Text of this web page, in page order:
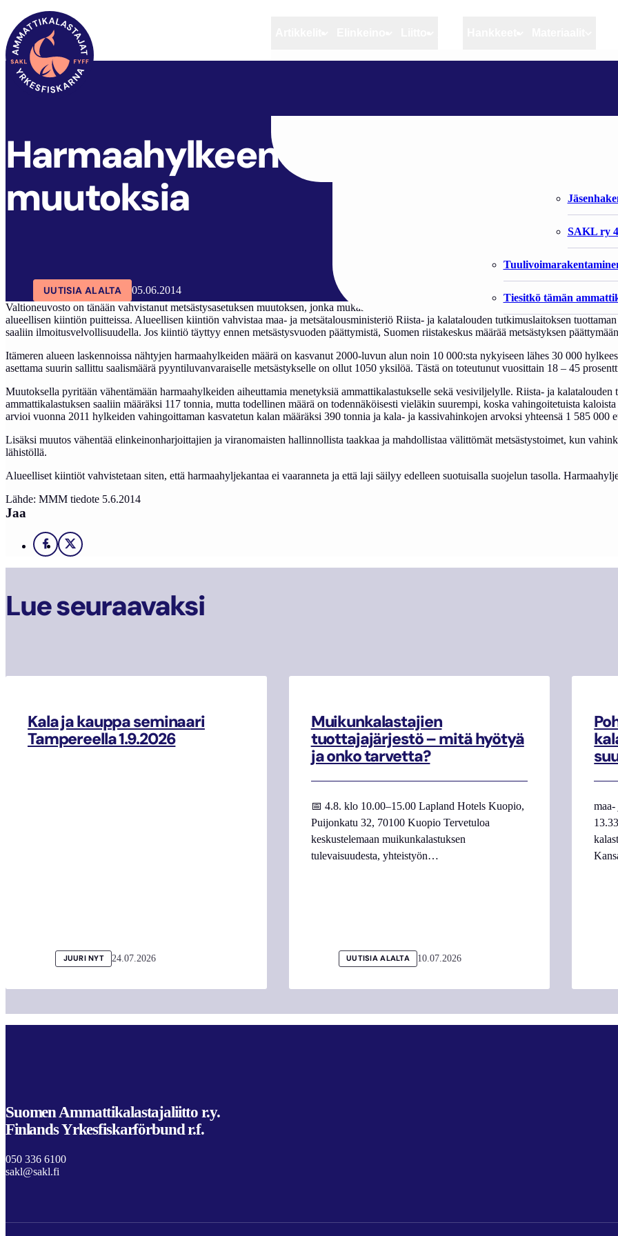
Artikkelit Elinkeino
Rannikko ja
Elinkeinokalatalouden
Kalat ja kalatalous
Vahinkoeläimet
Tiesitkö tämän
Liitto
Liiton
SAKL ry
SAKL ARTIKKELIT
Harmaahylkeen metsästykseen
muutoksia
UUTISIA ALALTA
05.06.2014
Valtioneuvosto on tänään vahvistanut metsästysasetuksen muutoksen, jonka mukaan harmaahylkeen metsästykseen ei enää edellytetä
alueellisen kiintiön puitteissa. Alueellisen kiintiön vahvistaa maa- ja metsätalousministeriö Riista- ja kalatalouden tutkimuslaitoksen
saaliin ilmoitusvelvollisuudella. Jos kiintiö täyttyy ennen metsästysvuoden päättymistä, Suomen riistakeskus määrää metsästyksen
Itämeren alueen laskennoissa nähtyjen harmaahylkeiden määrä on kasvanut 2000-luvun alun noin 10 000:sta nykyiseen lähes 30 000
asettama suurin sallittu saalismäärä pyyntiluvanvaraiselle metsästykselle on ollut 1050 yksilöä. Tästä on toteutunut vuosittain 18 – 45
Muutoksella pyritään vähentämään harmaahylkeiden aiheuttamia menetyksiä ammattikalastukselle sekä vesiviljelylle. Riista- ja
ammattikalastuksen saaliin määräksi 117 tonnia, mutta todellinen määrä on todennäköisesti vieläkin suurempi, koska vahingoitetuista
arvioi vuonna 2011 hylkeiden vahingoittaman kasvatetun kalan määräksi 390 tonnia ja kala- ja kassivahinkojen arvoksi yhteensä 1 585 000
Lisäksi muutos vähentää elinkeinonharjoittajien ja viranomaisten hallinnollista taakkaa ja mahdollistaa välittömät metsästystoimet, kun
lähistöllä.
Alueelliset kiintiöt vahvistetaan siten, että harmaahyljekantaa ei vaaranneta ja että laji säilyy edelleen suotuisalla suojelun tasolla.
Lähde: MMM tiedote 5.6.2014
Jaa
Facebook
X
Lue seuraavaksi
Kala ja kauppa seminaari
Tampereella 1.9.2026
JUURI NYT 24.07.2026
Muikunkalastajien
tuottajajärjestö – mitä hyötyä
ja onko tarvetta?
📅 4.8. klo 10.00–15.00 Lapland Hotels Kuopio,
Puijonkatu 32, 70100 Kuopio Tervetuloa
keskustelemaan muikunkalastuksen
tulevaisuudesta, yhteistyön…
UUTISIA ALALTA 10.07.2026
Suomen Ammattikalastajaliitto r.y.
Finlands Yrkesfiskarförbund r.f.
050 336 6100
sakl@sakl.fi